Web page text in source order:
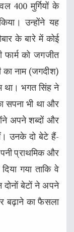
400 मुर्गियों के
उन्होंने यह
के बारे में कोई
फार्म को जगजीत
का नाम (जगदीश)
था। भगत सिंह ने
सपना भी था और
अपने शब्दों और
उनके दो बेटे हैं-
प्राथमिक और
गया ताकि वे
बेटों ने अपने
बढ़ाने का फैसला